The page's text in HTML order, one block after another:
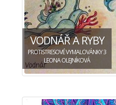
VODNÁŘ A RYBY
PROTISTRESOVÉ VYMALOVÁNKY 3
LEONA OLEJNÍKOVÁ